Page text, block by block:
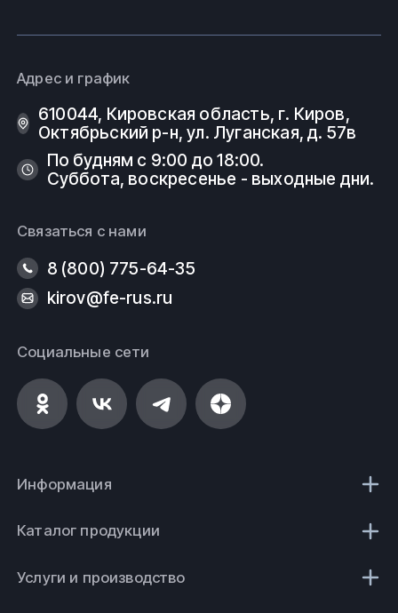
Адрес и график
610044, Кировская область, г. Киров, ​
Октябрьский р-н, ​ул. Луганская, д. 57в
По будням с 9:00 до 18:00.
Суббота, воскресенье - выходные дни.
Связаться с нами
8 (800) 775-64-35
kirov@fe-rus.ru
Социальные сети
Информация
Каталог продукции
Услуги и производство